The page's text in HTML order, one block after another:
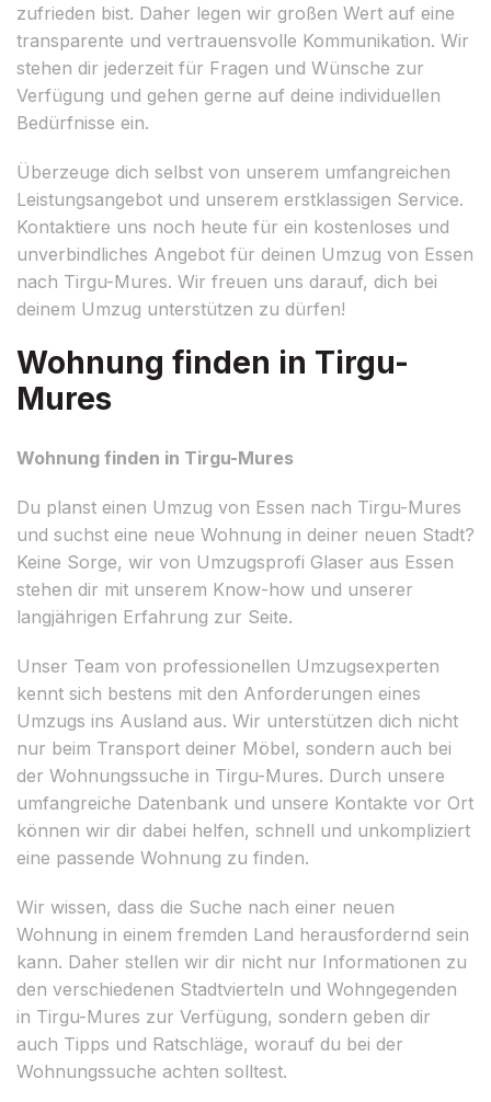
zufrieden bist. Daher legen wir großen Wert auf eine
transparente und vertrauensvolle Kommunikation. Wir
stehen dir jederzeit für Fragen und Wünsche zur
Verfügung und gehen gerne auf deine individuellen
Bedürfnisse ein.
Überzeuge dich selbst von unserem umfangreichen
Leistungsangebot und unserem erstklassigen Service.
Kontaktiere uns noch heute für ein kostenloses und
unverbindliches Angebot für deinen Umzug von Essen
nach Tirgu-Mures. Wir freuen uns darauf, dich bei
deinem Umzug unterstützen zu dürfen!
Wohnung finden in Tirgu-
Mures
Wohnung finden in Tirgu-Mures
Du planst einen Umzug von Essen nach Tirgu-Mures
und suchst eine neue Wohnung in deiner neuen Stadt?
Keine Sorge, wir von Umzugsprofi Glaser aus Essen
stehen dir mit unserem Know-how und unserer
langjährigen Erfahrung zur Seite.
Unser Team von professionellen Umzugsexperten
kennt sich bestens mit den Anforderungen eines
Umzugs ins Ausland aus. Wir unterstützen dich nicht
nur beim Transport deiner Möbel, sondern auch bei
der Wohnungssuche in Tirgu-Mures. Durch unsere
umfangreiche Datenbank und unsere Kontakte vor Ort
können wir dir dabei helfen, schnell und unkompliziert
eine passende Wohnung zu finden.
Wir wissen, dass die Suche nach einer neuen
Wohnung in einem fremden Land herausfordernd sein
kann. Daher stellen wir dir nicht nur Informationen zu
den verschiedenen Stadtvierteln und Wohngegenden
in Tirgu-Mures zur Verfügung, sondern geben dir
auch Tipps und Ratschläge, worauf du bei der
Wohnungssuche achten solltest.